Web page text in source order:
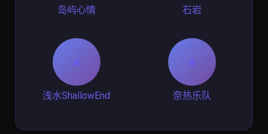
岛屿心情 石岩
浅水ShallowEnd 奈热乐队